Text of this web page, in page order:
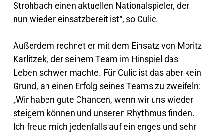
Strohbach einen aktuellen Nationalspieler, der
nun wieder einsatzbereit ist“, so Culic.
Außerdem rechnet er mit dem Einsatz von Moritz
Karlitzek, der seinem Team im Hinspiel das
Leben schwer machte. Für Culic ist das aber kein
Grund, an einen Erfolg seines Teams zu zweifeln:
„Wir haben gute Chancen, wenn wir uns wieder
steigern können und unseren Rhythmus finden.
Ich freue mich jedenfalls auf ein enges und sehr